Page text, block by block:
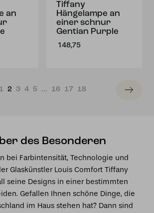
an
Tiffany
Hängelampe an
einer schnur
Gentian Purple
148,75
1 2 3 4 5 … 16 17 18
des Besonderen
bei Farbintensität, Technologie und
Glaskünstler Louis Comfort Tiffany
seine Designs in einer bestimmten
Gefallen Ihnen schöne Dinge, die
im Haus stehen hat? Dann sind